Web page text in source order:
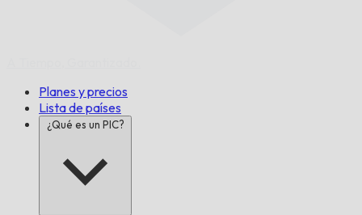
Planes y precios
Lista de países
¿Qué es un PIC?